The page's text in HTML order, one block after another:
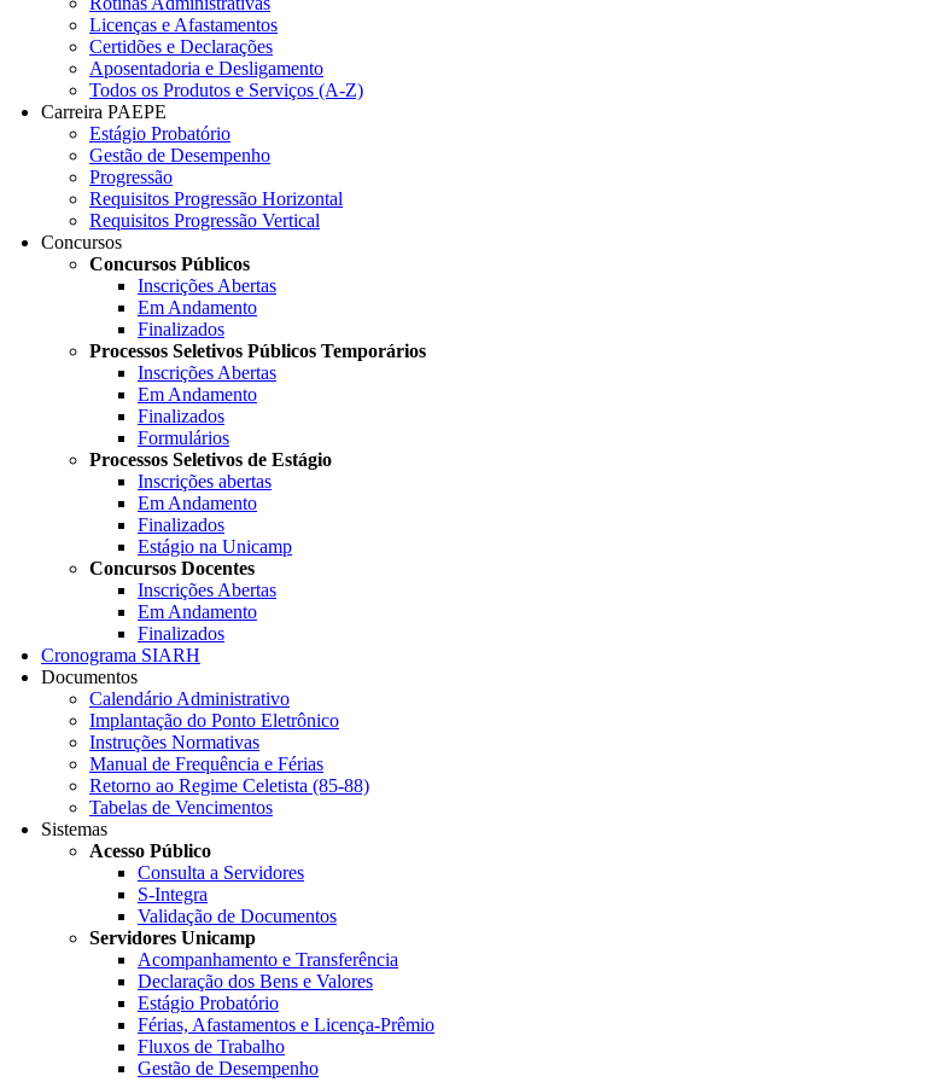
Licenças e Afastamentos
Certidões e Declarações
Aposentadoria e Desligamento
Todos os Produtos e Serviços (A-Z)
Carreira PAEPE
Estágio Probatório
Gestão de Desempenho
Progressão
Requisitos Progressão Horizontal
Requisitos Progressão Vertical
Concursos
Concursos Públicos
Inscrições Abertas
Em Andamento
Finalizados
Processos Seletivos Públicos Temporários
Inscrições Abertas
Em Andamento
Finalizados
Formulários
Processos Seletivos de Estágio
Inscrições abertas
Em Andamento
Finalizados
Estágio na Unicamp
Concursos Docentes
Inscrições Abertas
Em Andamento
Finalizados
Cronograma SIARH
Documentos
Calendário Administrativo
Implantação do Ponto Eletrônico
Instruções Normativas
Manual de Frequência e Férias
Retorno ao Regime Celetista (85-88)
Tabelas de Vencimentos
Sistemas
Acesso Público
Consulta a Servidores
S-Integra
Validação de Documentos
Servidores Unicamp
Acompanhamento e Transferência
Declaração dos Bens e Valores
Estágio Probatório
Férias, Afastamentos e Licença-Prêmio
Fluxos de Trabalho
Gestão de Desempenho